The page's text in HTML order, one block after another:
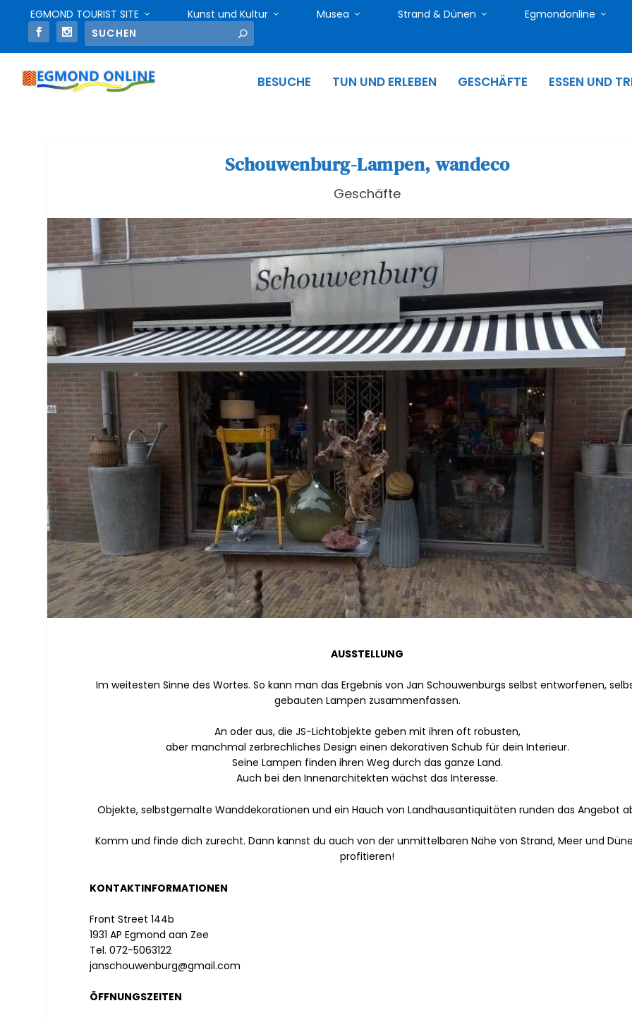
EGMOND TOURIST SITE Kunst und Kultur Musea Strand & Dünen Egmondonline
BESUCHE TUN UND ERLEBEN GESCHÄFTE ESSEN UND
Schouwenburg-Lampen, wandeco
Geschäfte
AUSSTELLUNG
Im weitesten Sinne des Wortes. So kann man das Ergebnis von Jan Schouwenburgs selbst entworfenen,
gebauten Lampen zusammenfassen.
An oder aus, die JS-Lichtobjekte geben mit ihren oft robusten,
aber manchmal zerbrechliches Design einen dekorativen Schub für dein Interieur.
Seine Lampen finden ihren Weg durch das ganze Land.
Auch bei den Innenarchitekten wächst das Interesse.
Objekte, selbstgemalte Wanddekorationen und ein Hauch von Landhausantiquitäten runden das Angebot
Komm und finde dich zurecht. Dann kannst du auch von der unmittelbaren Nähe von Strand, Meer und
profitieren!
KONTAKTINFORMATIONEN
Front Street 144b
1931 AP Egmond aan Zee
Tel. 072-5063122
janschouwenburg@gmail.com
ÖFFNUNGSZEITEN